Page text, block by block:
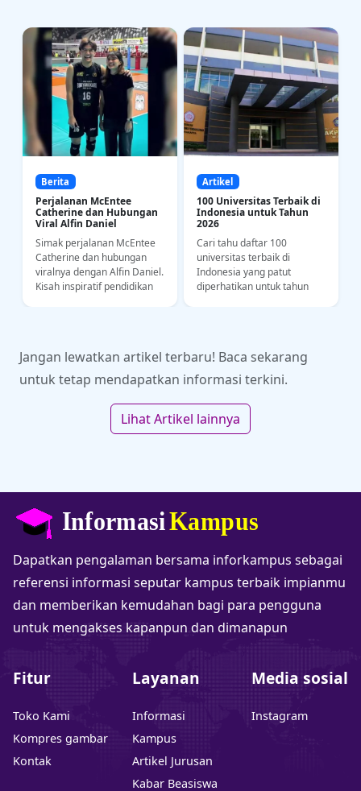
Berita
Perjalanan McEntee
Catherine dan Hubungan
Viral Alfin Daniel
Simak perjalanan McEntee
Catherine dan hubungan
viralnya dengan Alfin Daniel.
Kisah inspiratif pendidikan
Artikel
100 Universitas Terbaik di
Indonesia untuk Tahun
2026
Cari tahu daftar 100
universitas terbaik di
Indonesia yang patut
diperhatikan untuk tahun
Jangan lewatkan artikel terbaru! Baca sekarang
untuk tetap mendapatkan informasi terkini.
Lihat Artikel lainnya
Dapatkan pengalaman bersama inforkampus sebagai
referensi informasi seputar kampus terbaik impianmu
dan memberikan kemudahan bagi para pengguna
untuk mengakses kapanpun dan dimanapun
Fitur
Toko Kami
Kompres gambar
Kontak
Layanan
Informasi
Kampus
Artikel Jurusan
Kabar Beasiswa
Media sosial
Instagram